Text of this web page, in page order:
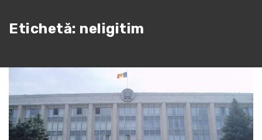
Etichetă: neligitim